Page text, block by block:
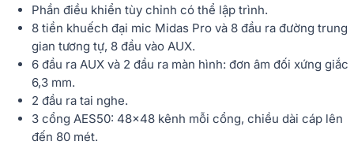
Phần điều khiển tùy chỉnh có thể lập trình.
8 tiền khuếch đại mic Midas Pro và 8 đầu ra đường trung
gian tương tự, 8 đầu vào AUX.
6 đầu ra AUX và 2 đầu ra màn hình: đơn âm đối xứng giắc
6,3 mm.
2 đầu ra tai nghe.
3 cổng AES50: 48x48 kênh mỗi cổng, chiều dài cáp lên
đến 80 mét.